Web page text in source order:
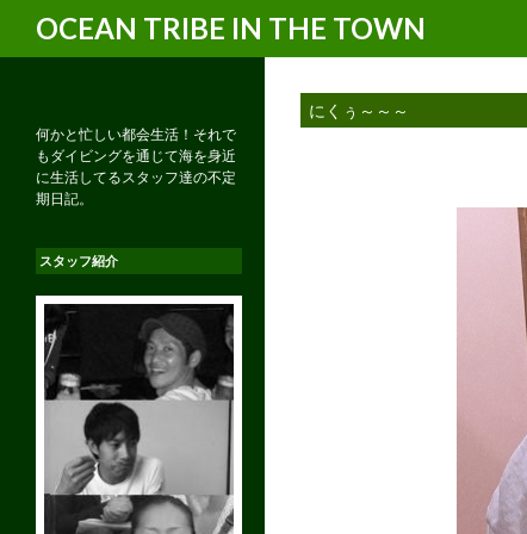
OCEAN TRIBE IN THE TOWN
にくぅ～～～
何かと忙しい都会生活！それで
もダイビングを通じて海を身近
に生活してるスタッフ達の不定
期日記。
スタッフ紹介